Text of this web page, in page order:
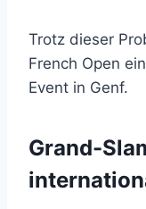
Trotz dieser
French Open
Event in Genf.
Grand-